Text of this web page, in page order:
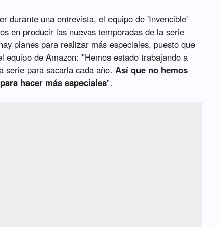
durante una entrevista, el equipo de 'Invencible'
en producir las nuevas temporadas de la serie
planes para realizar más especiales, puesto que
equipo de Amazon: "Hemos estado trabajando a
serie para sacarla cada año.Así que no hemos
hacer más especiales".